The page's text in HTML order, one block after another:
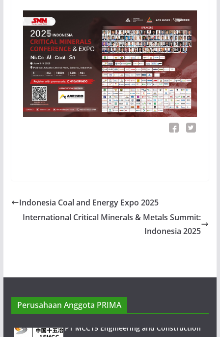
Indonesia Coal and Energy Expo 2025
International Critical Minerals & Metals Summit:
Indonesia 2025
Perusahaan Anggota PRIMA
Perusahaan ini memiliki kualifikasi konstruksi
pertambangan IUJP (Izin Usaha Jasa Pertambangan), serta